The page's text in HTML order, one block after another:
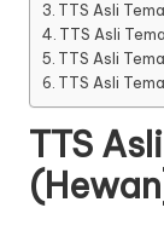
TTS Asli
TTS Asli
TTS Asli
TTS Asli
TTS